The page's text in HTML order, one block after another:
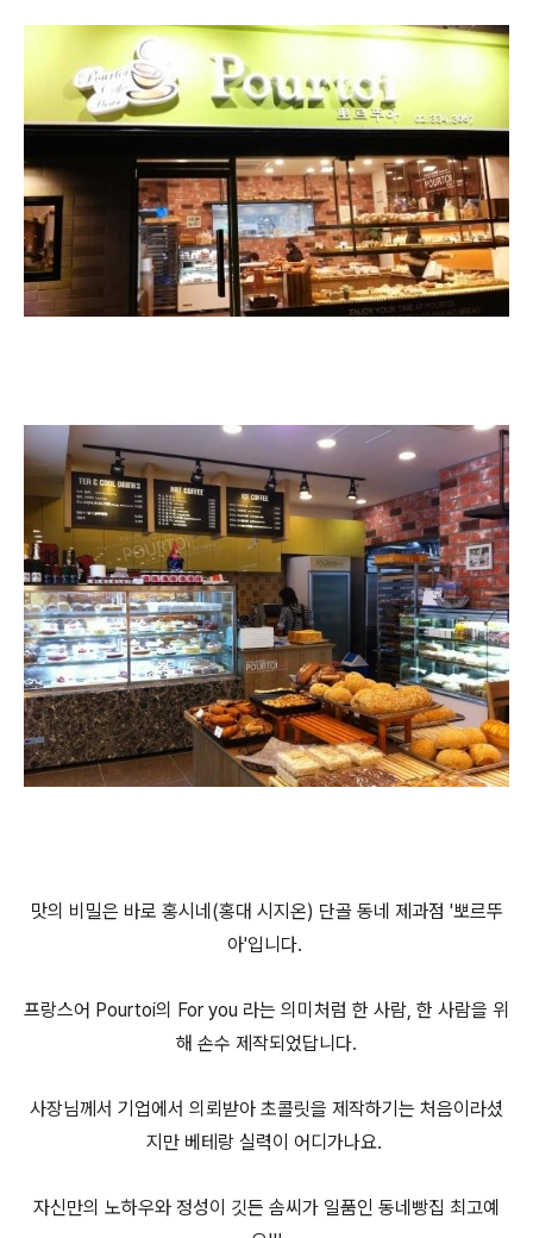
맛의 비밀은 바로 홍시네(홍대 시지온) 단골 동네 제과점 '뽀르뚜
아'입니다.
프랑스어 Pourtoi의 For you 라는 의미처럼 한 사람, 한 사람을 위
해 손수 제작되었답니다.
사장님께서 기업에서 의뢰받아 초콜릿을 제작하기는 처음이라셨
지만 베테랑 실력이 어디가나요.
자신만의 노하우와 정성이 깃든 솜씨가 일품인 동네빵집 최고예